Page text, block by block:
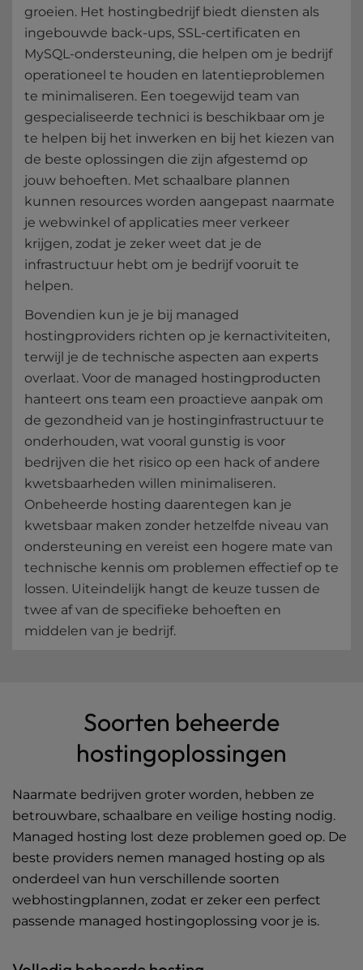
groeien. Het hostingbedrijf biedt diensten als
ingebouwde back-ups, SSL-certificaten en
MySQL-ondersteuning, die helpen om je bedrijf
operationeel te houden en latentieproblemen
te minimaliseren. Een toegewijd team van
gespecialiseerde technici is beschikbaar om je
te helpen bij het inwerken en bij het kiezen van
de beste oplossingen die zijn afgestemd op
jouw behoeften. Met schaalbare plannen
kunnen resources worden aangepast naarmate
je webwinkel of applicaties meer verkeer
krijgen, zodat je zeker weet dat je de
infrastructuur hebt om je bedrijf vooruit te
helpen.
Bovendien kun je je bij managed
hostingproviders richten op je kernactiviteiten,
terwijl je de technische aspecten aan experts
overlaat. Voor de managed hostingproducten
hanteert ons team een proactieve aanpak om
de gezondheid van je hostinginfrastructuur te
onderhouden, wat vooral gunstig is voor
bedrijven die het risico op een hack of andere
kwetsbaarheden willen minimaliseren.
Onbeheerde hosting daarentegen kan je
kwetsbaar maken zonder hetzelfde niveau van
ondersteuning en vereist een hogere mate van
technische kennis om problemen effectief op te
lossen. Uiteindelijk hangt de keuze tussen de
twee af van de specifieke behoeften en
middelen van je bedrijf.
Soorten beheerde
hostingoplossingen
Naarmate bedrijven groter worden, hebben ze
betrouwbare, schaalbare en veilige hosting nodig.
Managed hosting lost deze problemen goed op. De
beste providers nemen managed hosting op als
onderdeel van hun verschillende soorten
webhostingplannen, zodat er zeker een perfect
passende managed hostingoplossing voor je is.